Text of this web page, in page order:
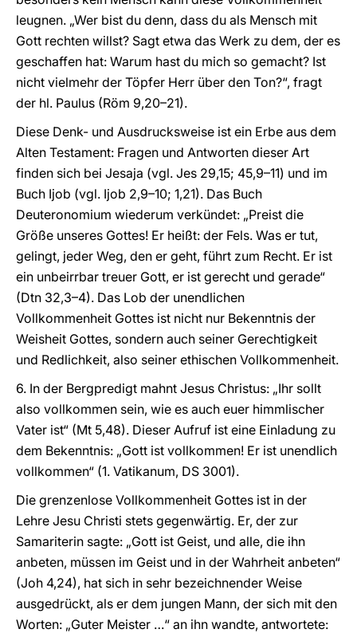
leugnen. „Wer bist du denn, dass du als Mensch mit
Gott rechten willst? Sagt etwa das Werk zu dem, der es
geschaffen hat: Warum hast du mich so gemacht? Ist
nicht vielmehr der Töpfer Herr über den Ton?“, fragt
der hl. Paulus (Röm 9,20–21).
Diese Denk- und Ausdrucksweise ist ein Erbe aus dem
Alten Testament: Fragen und Antworten dieser Art
finden sich bei Jesaja (vgl. Jes 29,15; 45,9–11) und im
Buch Ijob (vgl. Ijob 2,9–10; 1,21). Das Buch
Deuteronomium wiederum verkündet: „Preist die
Größe unseres Gottes! Er heißt: der Fels. Was er tut,
gelingt, jeder Weg, den er geht, führt zum Recht. Er ist
ein unbeirrbar treuer Gott, er ist gerecht und gerade“
(Dtn 32,3–4). Das Lob der unendlichen
Vollkommenheit Gottes ist nicht nur Bekenntnis der
Weisheit Gottes, sondern auch seiner Gerechtigkeit
und Redlichkeit, also seiner ethischen Vollkommenheit.
6. In der Bergpredigt mahnt Jesus Christus: „Ihr sollt
also vollkommen sein, wie es auch euer himmlischer
Vater ist“ (Mt 5,48). Dieser Aufruf ist eine Einladung zu
dem Bekenntnis: „Gott ist vollkommen! Er ist unendlich
vollkommen“ (1. Vatikanum, DS 3001).
Die grenzenlose Vollkommenheit Gottes ist in der
Lehre Jesu Christi stets gegenwärtig. Er, der zur
Samariterin sagte: „Gott ist Geist, und alle, die ihn
anbeten, müssen im Geist und in der Wahrheit anbeten“
(Joh 4,24), hat sich in sehr bezeichnender Weise
ausgedrückt, als er dem jungen Mann, der sich mit den
Worten: „Guter Meister …“ an ihn wandte, antwortete: